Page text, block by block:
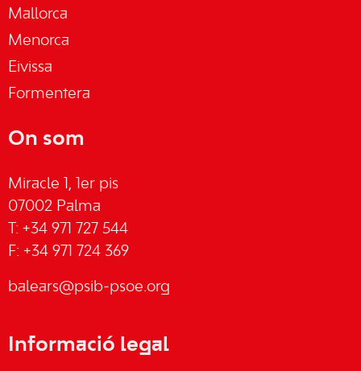
Mallorca
Menorca
Eivissa
Formentera
On som
Miracle 1, 1er pis
07002 Palma
T: +34 971 727 544
F: +34 971 724 369
balears@psib-psoe.org
Informació legal